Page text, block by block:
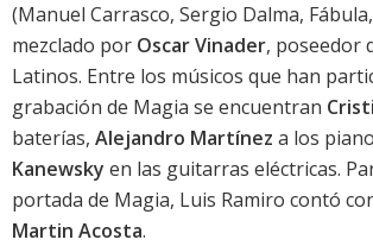
(Manuel Carrasco, Sergio Dalma, Fábula,
mezclado por Oscar Vinader, poseedor
Latinos. Entre los músicos que han
grabación de Magia se encuentran
baterías, Alejandro Martínez a los
Kanewsky en las guitarras eléctricas.
portada de Magia, Luis Ramiro contó
Martin Acosta.